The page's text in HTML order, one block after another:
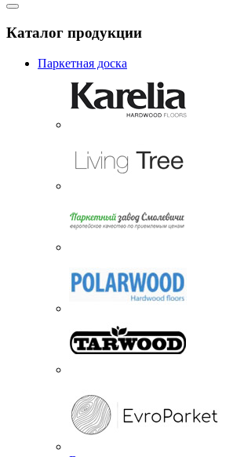
Каталог продукции
Паркетная доска